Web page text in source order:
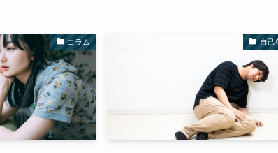
コラム 自己